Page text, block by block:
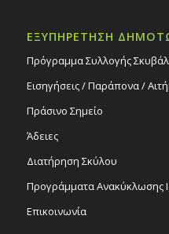
ΕΞΥΠΗΡΕΤΗΣΗ
Πρόγραμμα Συλλογής
Εισηγήσεις / Παράπονα /
Πράσινο Σημείο
Άδειες
Διατήρηση Σκύλου
Προγράμματα Ανακύκλωσης
Επικοινωνία